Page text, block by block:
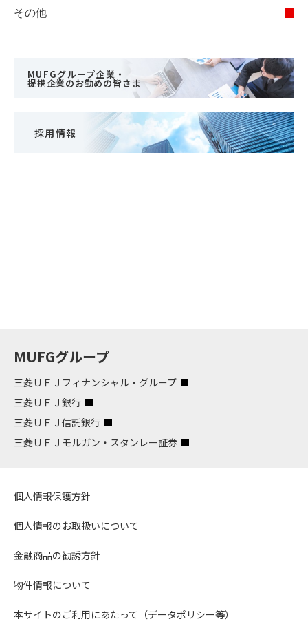
その他
MUFGグループ企業・
提携企業のお勤めの皆さま
採用情報
MUFGグループ
三菱ＵＦＪフィナンシャル・グループ
三菱ＵＦＪ銀行
三菱ＵＦＪ信託銀行
三菱ＵＦＪモルガン・スタンレー証券
個人情報保護方針
個人情報のお取扱いについて
金融商品の勧誘方針
物件情報について
本サイトのご利用にあたって（データポリシー等）